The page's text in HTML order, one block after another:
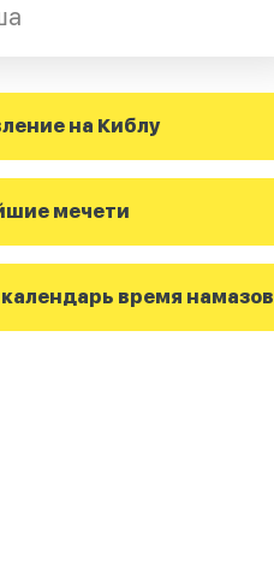
на Киблу
мечети
время намазов